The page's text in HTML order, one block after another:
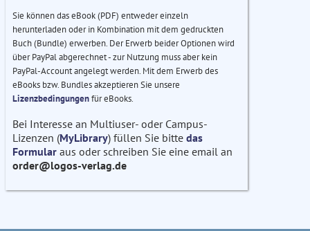
Sie können das eBook (PDF) entweder einzeln
herunterladen oder in Kombination mit dem gedruckten
Buch (Bundle) erwerben. Der Erwerb beider Optionen wird
über PayPal abgerechnet - zur Nutzung muss aber kein
PayPal-Account angelegt werden. Mit dem Erwerb des
eBooks bzw. Bundles akzeptieren Sie unsere
Lizenzbedingungenfür eBooks.
Bei Interesse an Multiuser- oder Campus-
Lizenzen (MyLibrary) füllen Sie bitte das
Formular aus oder schreiben Sie eine email an
order@logos-verlag.de